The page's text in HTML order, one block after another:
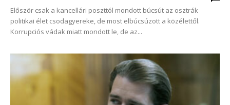
Először csak a kancellári poszttól mondott búcsút az osztrák
politikai élet csodagyereke, de most elbúcsúzott a közélettől.
Korrupciós vádak miatt mondott le, de az...